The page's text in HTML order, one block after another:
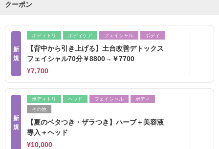
クーポン
新
規
ボディトリ ボディケア フェイシャル ボディ
【背中から引き上げる】土台改善デトックス
フェイシャル70分￥8800→￥7700
¥7,700
新
規
ボディトリ ヘッド フェイシャル
ボディ
その他
【夏のベタつき・ザラつき】ハーブ＋美容液
導入＋ヘッド
¥10,000